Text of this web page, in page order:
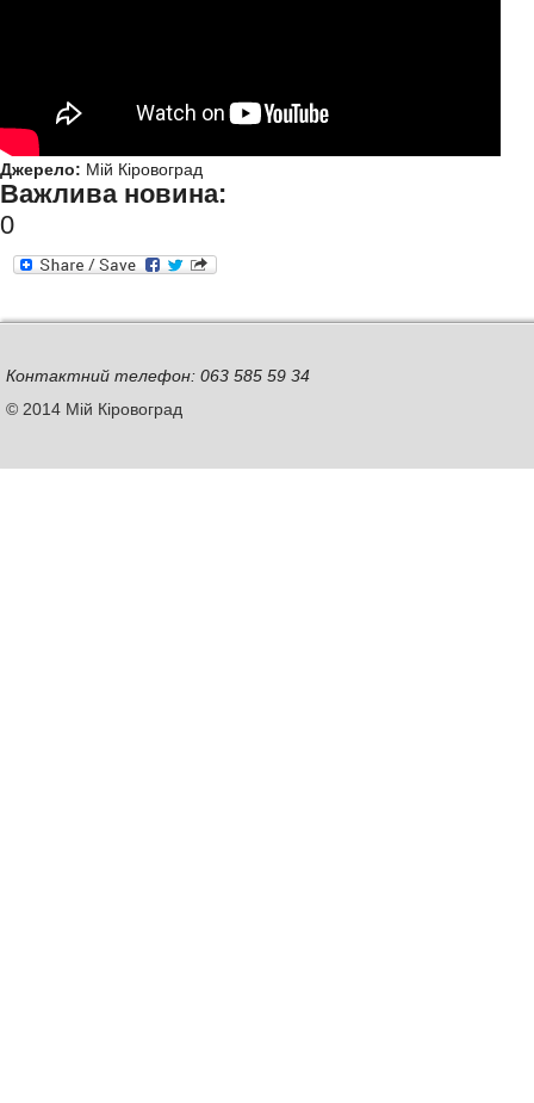
Джерело: Мій Кіровоград
Важлива новина:
0
Контактний телефон: 063 585 59 34
© 2014 Мій Кіровоград